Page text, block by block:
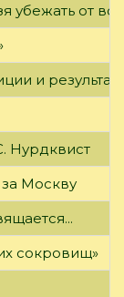
убежать от
и
Нурдквист
Москву
сокровищ»